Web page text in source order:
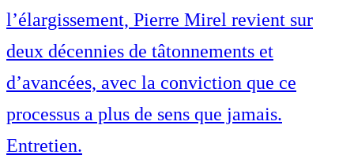
l’élargissement, Pierre Mirel revient sur
deux décennies de tâtonnements et
d’avancées, avec la conviction que ce
processus a plus de sens que jamais.
Entretien.